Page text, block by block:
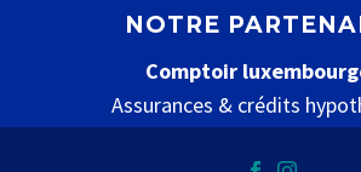
NOTRE
Comptoir
Assurances & crédits